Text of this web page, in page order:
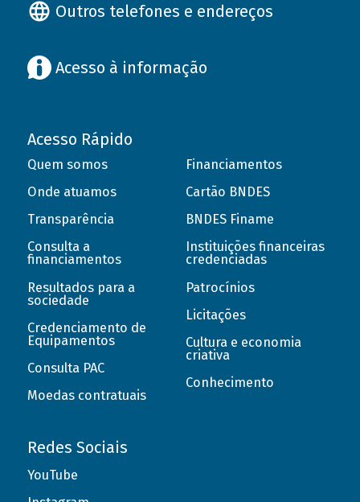
Outros telefones e endereços
Acesso à informação
Acesso Rápido
Quem somos
Onde atuamos
Transparência
Consulta a
financiamentos
Resultados para a
sociedade
Credenciamento de
Equipamentos
Consulta PAC
Moedas contratuais
Financiamentos
Cartão BNDES
BNDES Finame
Instituições financeiras
credenciadas
Patrocínios
Licitações
Cultura e economia
criativa
Conhecimento
Redes Sociais
YouTube